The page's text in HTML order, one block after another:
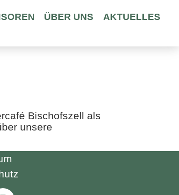
ÜBER UNS AKTUELLES
Bischofszell als
unsere